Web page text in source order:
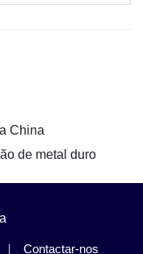
China
de metal duro
Contactar-nos